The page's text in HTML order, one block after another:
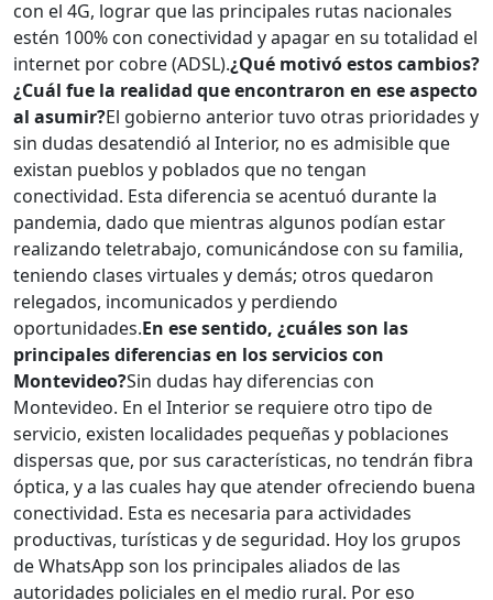
con el 4G, lograr que las principales rutas nacionales
estén 100% con conectividad y apagar en su totalidad el
internet por cobre (ADSL).¿Qué motivó estos cambios?
¿Cuál fue la realidad que encontraron en ese aspecto
al asumir?El gobierno anterior tuvo otras prioridades y
sin dudas desatendió al Interior, no es admisible que
existan pueblos y poblados que no tengan
conectividad. Esta diferencia se acentuó durante la
pandemia, dado que mientras algunos podían estar
realizando teletrabajo, comunicándose con su familia,
teniendo clases virtuales y demás; otros quedaron
relegados, incomunicados y perdiendo
oportunidades.En ese sentido, ¿cuáles son las
principales diferencias en los servicios con
Montevideo?Sin dudas hay diferencias con
Montevideo. En el Interior se requiere otro tipo de
servicio, existen localidades pequeñas y poblaciones
dispersas que, por sus características, no tendrán fibra
óptica, y a las cuales hay que atender ofreciendo buena
conectividad. Esta es necesaria para actividades
productivas, turísticas y de seguridad. Hoy los grupos
de WhatsApp son los principales aliados de las
autoridades policiales en el medio rural. Por eso